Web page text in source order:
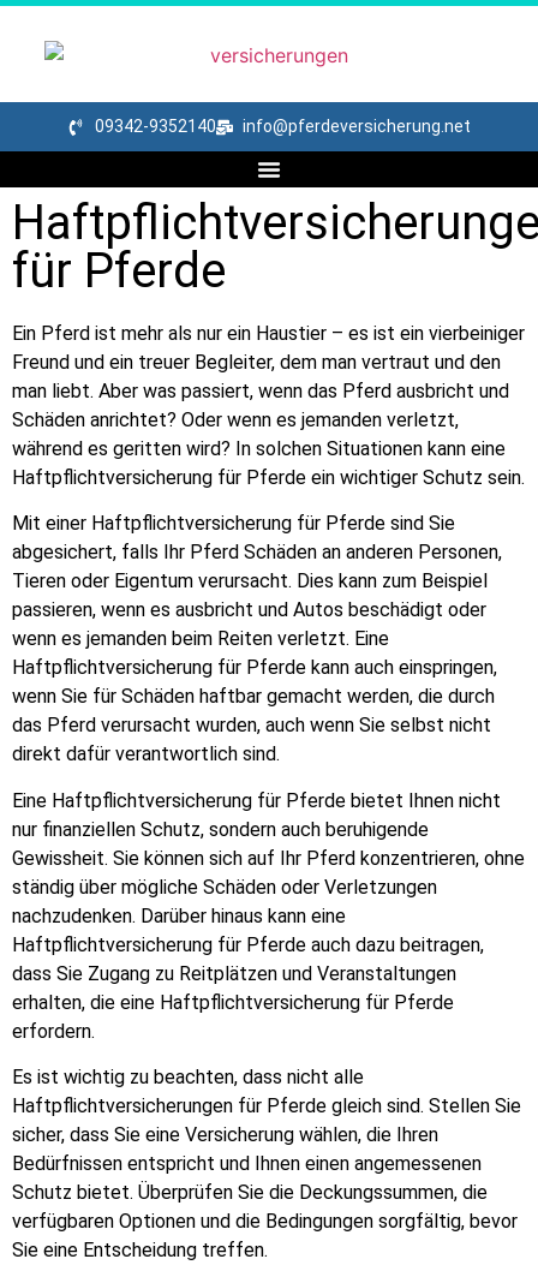
09342-9352140 info@pferdeversicherung.net
für Pferde
Ein Pferd ist mehr als nur ein Haustier – es ist ein vierbeiniger
Freund und ein treuer Begleiter, dem man vertraut und den
man liebt. Aber was passiert, wenn das Pferd ausbricht und
Schäden anrichtet? Oder wenn es jemanden verletzt,
während es geritten wird? In solchen Situationen kann eine
Haftpflichtversicherung für Pferde ein wichtiger Schutz sein.
Mit einer Haftpflichtversicherung für Pferde sind Sie
abgesichert, falls Ihr Pferd Schäden an anderen Personen,
Tieren oder Eigentum verursacht. Dies kann zum Beispiel
passieren, wenn es ausbricht und Autos beschädigt oder
wenn es jemanden beim Reiten verletzt. Eine
Haftpflichtversicherung für Pferde kann auch einspringen,
wenn Sie für Schäden haftbar gemacht werden, die durch
das Pferd verursacht wurden, auch wenn Sie selbst nicht
direkt dafür verantwortlich sind.
Eine Haftpflichtversicherung für Pferde bietet Ihnen nicht
nur finanziellen Schutz, sondern auch beruhigende
Gewissheit. Sie können sich auf Ihr Pferd konzentrieren, ohne
ständig über mögliche Schäden oder Verletzungen
nachzudenken. Darüber hinaus kann eine
Haftpflichtversicherung für Pferde auch dazu beitragen,
dass Sie Zugang zu Reitplätzen und Veranstaltungen
erhalten, die eine Haftpflichtversicherung für Pferde
erfordern.
Es ist wichtig zu beachten, dass nicht alle
Haftpflichtversicherungen für Pferde gleich sind. Stellen Sie
sicher, dass Sie eine Versicherung wählen, die Ihren
Bedürfnissen entspricht und Ihnen einen angemessenen
Schutz bietet. Überprüfen Sie die Deckungssummen, die
verfügbaren Optionen und die Bedingungen sorgfältig, bevor
Sie eine Entscheidung treffen.